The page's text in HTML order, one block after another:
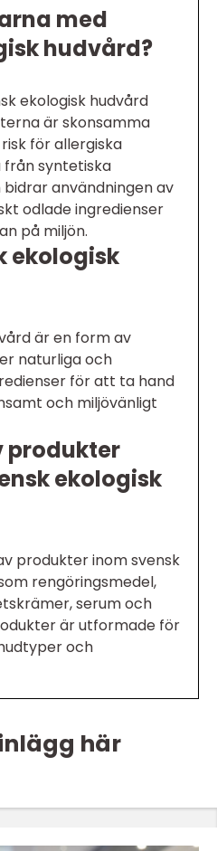
med
hudvård?
ekologisk hudvård
är skonsamma
för allergiska
syntetiska
användningen av
odlade ingredienser
på miljön.
ekologisk
är en form av
naturliga och
för att ta hand
och miljövänligt
produkter
ekologisk
produkter inom svensk
rengöringsmedel,
serum och
är utformade för
och
här